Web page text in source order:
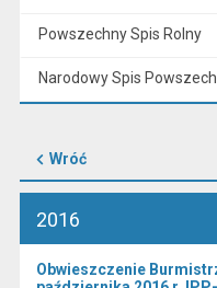
Powszechny Spis Rolny
Narodowy Spis
Wróć
2016
Obwieszczenie